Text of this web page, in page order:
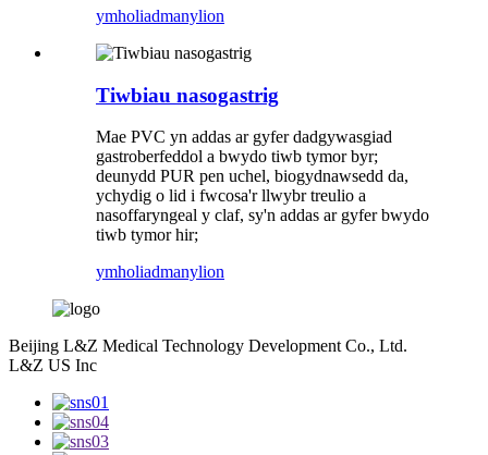
ymholiadmanylion
Tiwbiau nasogastrig
Mae PVC yn addas ar gyfer dadgywasgiad
gastroberfeddol a bwydo tiwb tymor byr;
deunydd PUR pen uchel, biogydnawsedd da,
ychydig o lid i fwcosa'r llwybr treulio a
nasoffaryngeal y claf, sy'n addas ar gyfer bwydo
tiwb tymor hir;
ymholiadmanylion
Beijing L&Z Medical Technology Development Co., Ltd.
L&Z US Inc